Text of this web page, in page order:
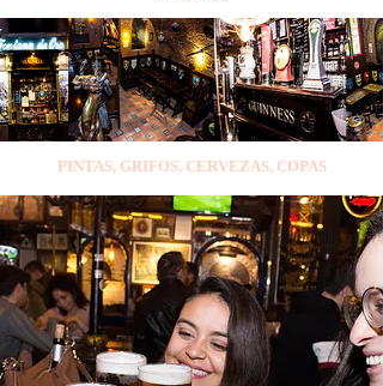
PINTAS, GRIFOS, CERVEZAS, COPAS